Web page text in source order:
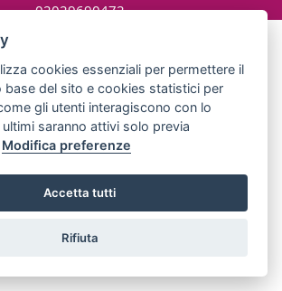
02029690472
cookies essenziali per permettere il
base del sito e cookies statistici per
gli utenti interagiscono con lo
saranno attivi solo previa
Modifica preferenze
Accetta tutti
Rifiuta